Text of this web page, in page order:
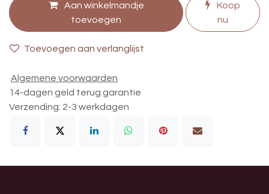
Aan winkelmandje
toevoegen
Koop
nu
Toevoegen aan verlanglijst
Algemene voorwaarden
14-dagen geld terug garantie
Verzending: 2-3 werkdagen